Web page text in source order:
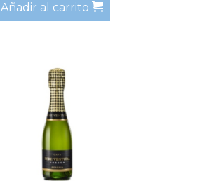
Añadir al carrito